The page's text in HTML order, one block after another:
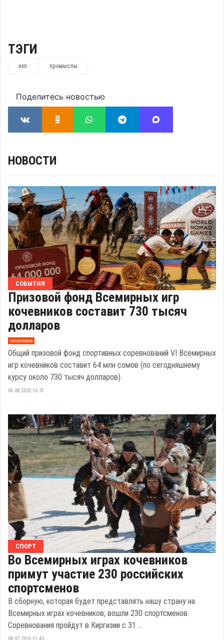
ТЭГИ
нхп промыслы
Поделитесь новостью
НОВОСТИ
СОБЫТИЯ
Призовой фонд Всемирных игр
кочевников составит 730 тысяч
долларов
эксклюзив
Общий призовой фонд спортивных соревнований VI Всемирных
игр кочевников составит 64 млн сомов (по сегодняшнему
курсу около 730 тысяч долларов).
06.08.2026 16:31
СПОРТ
Во Всемирных играх кочевников
примут участие 230 российских
спортсменов
В сборную, которая будет представлять нашу страну на
Всемирных играх кочевников, вошли 230 спортсменов.
Соревнования пройдут в Киргизии с 31 ...
08.07.2026 11:45